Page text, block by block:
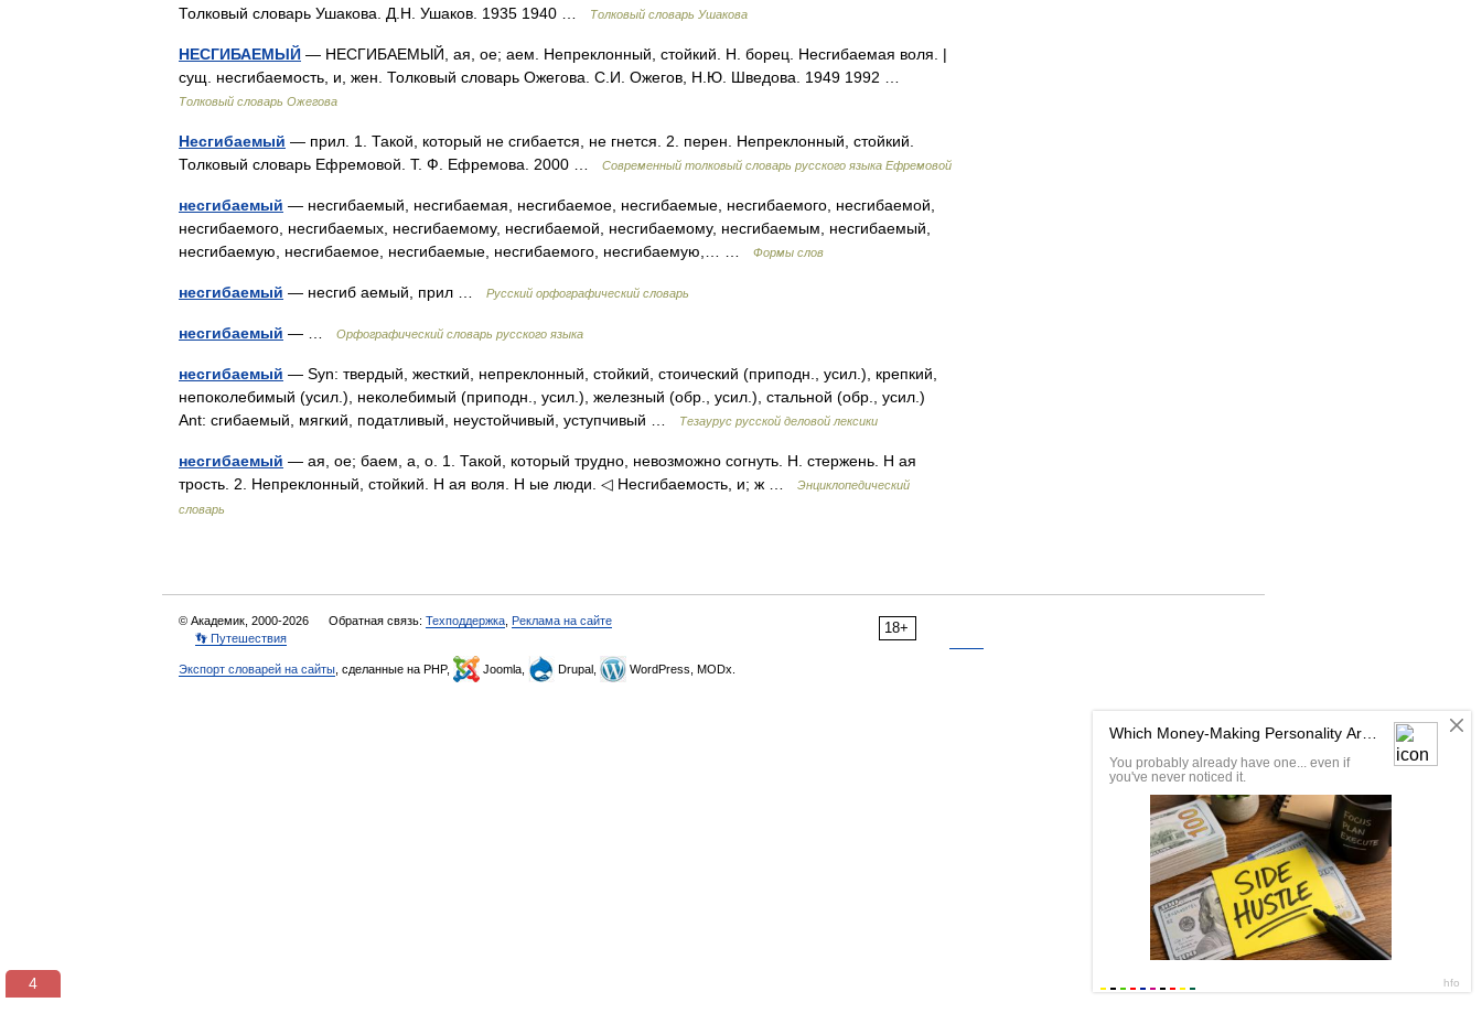
Толковый словарь Ушакова. Д.Н. Ушаков. 1935 1940 …
Толковый словарь Ушакова
НЕСГИБАЕМЫЙ — НЕСГИБАЕМЫЙ, ая, ое; аем. Непреклонный, стойкий. Н. борец. Несгибаемая воля. |
сущ. несгибаемость, и, жен. Толковый словарь Ожегова. С.И. Ожегов, Н.Ю. Шведова. 1949 1992 …
Толковый словарь Ожегова
Несгибаемый — прил. 1. Такой, который не сгибается, не гнется. 2. перен. Непреклонный, стойкий.
Толковый словарь Ефремовой. Т. Ф. Ефремова. 2000 …
Современный толковый словарь русского языка Ефремовой
несгибаемый — несгибаемый, несгибаемая, несгибаемое, несгибаемые, несгибаемого, несгибаемой,
несгибаемого, несгибаемых, несгибаемому, несгибаемой, несгибаемому, несгибаемым, несгибаемый,
несгибаемую, несгибаемое, несгибаемые, несгибаемого, несгибаемую,… …
Формы слов
несгибаемый — несгиб аемый, прил … Русский орфографический словарь
несгибаемый — … Орфографический словарь русского языка
несгибаемый — Syn: твердый, жесткий, непреклонный, стойкий, стоический (приподн., усил.), крепкий,
непоколебимый (усил.), неколебимый (приподн., усил.), железный (обр., усил.), стальной (обр., усил.)
Ant: сгибаемый, мягкий, податливый, неустойчивый, уступчивый …
Тезаурус русской деловой лексики
несгибаемый — ая, ое; баем, а, о. 1. Такой, который трудно, невозможно согнуть. Н. стержень. Н ая
трость. 2. Непреклонный, стойкий. Н ая воля. Н ые люди. ◁ Несгибаемость, и; ж …
Энциклопедический
словарь
18+
© Академик, 2000-2026 Обратная связь: Техподдержка Реклама на сайте
👣 Путешествия
Экспорт словарей на сайты , сделанные на PHP, Joomla, Drupal, WordPress, MODx.
3